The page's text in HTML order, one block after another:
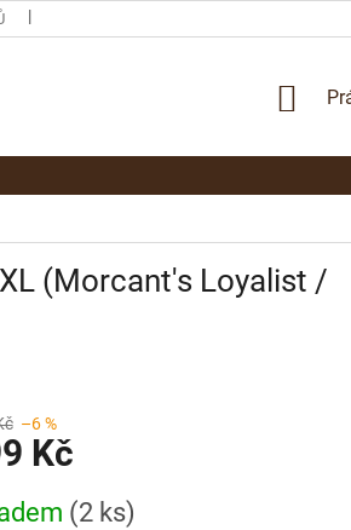
(Morcant's Loyalist /
–6 %
Kč
(2 ks)